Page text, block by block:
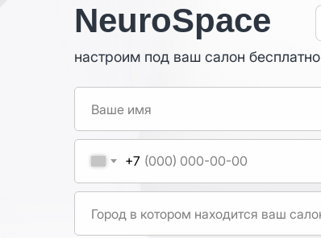
настроим под ваш салон бесплатно
NeuroSpace
+7